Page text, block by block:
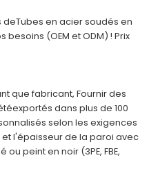
deTubes en acier soudés en
besoins (OEM et ODM) ! Prix
que fabricant, Fournir des
exportés dans plus de 100
selon les exigences
l'épaisseur de la paroi avec
peint en noir (3PE, FBE,